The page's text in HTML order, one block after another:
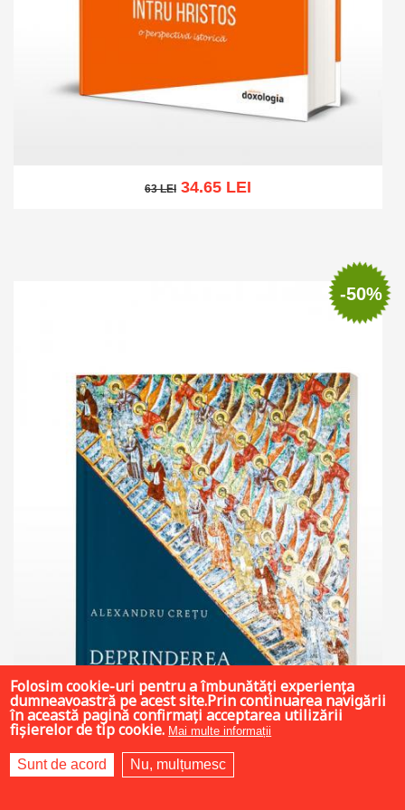
63 LEI
63 LEI 34.65 LEI
-50%
Folosim cookie-uri pentru a îmbunătăți experiența
dumneavoastră pe acest site.Prin continuarea navigării
în această pagină confirmați acceptarea utilizării
fișierelor de tip cookie. Mai multe informații
Sunt de acord Nu, mulțumesc